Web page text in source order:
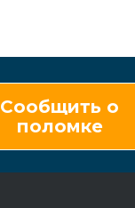
Сообщить о
поломке